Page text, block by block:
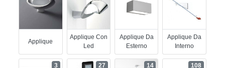
Applique
Applique Con
Led
Applique Da
Esterno
Applique Da
Interno
3 27 14 108